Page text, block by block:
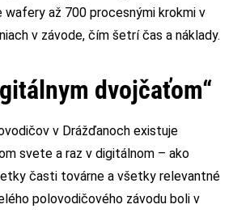
wafery až 700 procesnými krokmi v
v závode, čím šetrí čas a náklady.
dvojčaťom“
v Drážďanoch existuje
svete a raz v digitálnom – ako
časti továrne a všetky relevantné
polovodičového závodu boli v